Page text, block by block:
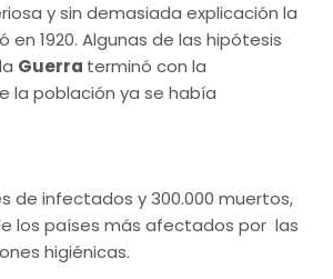
y sin demasiada explicación la
en 1920. Algunas de las hipótesis
Guerra terminó con la
la población ya se había
de infectados y 300.000 muertos,
los países más afectados por las
higiénicas.